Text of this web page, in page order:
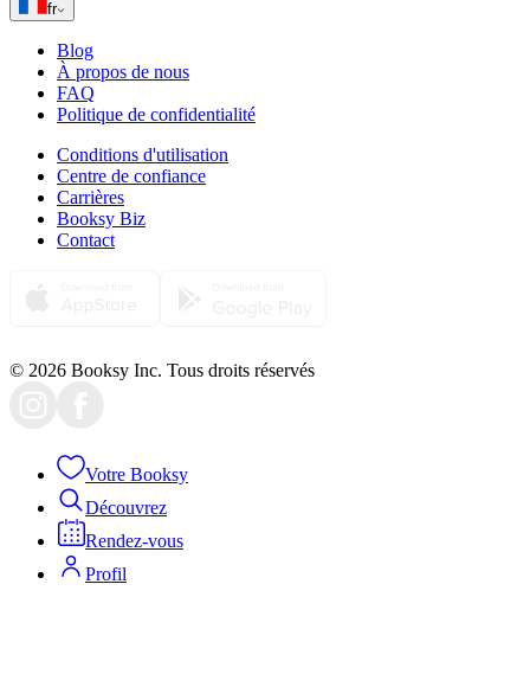
fr
Blog
À propos de nous
FAQ
Politique de confidentialité
Conditions d'utilisation
Centre de confiance
Carrières
Booksy Biz
Contact
© 2026 Booksy Inc. Tous droits réservés
Votre Booksy
Découvrez
Rendez-vous
Profil